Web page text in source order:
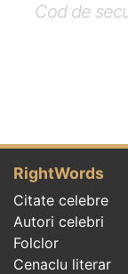
Cod de
RightWords
Citate celebre
Autori celebri
Folclor
Cenaclu literar